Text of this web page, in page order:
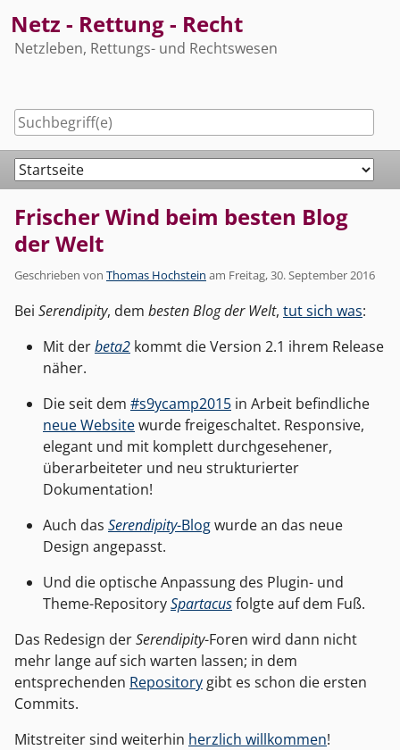
to
content
Netz - Rettung - Recht
Netzleben, Rettungs- und Rechtswesen
Navigation
Frischer Wind beim besten Blog
der Welt
Geschrieben von Thomas Hochstein am Freitag, 30. September 2016
Bei Serendipity, dem besten Blog der Welt, tut sich was:
Mit derbeta2 kommt die Version 2.1 ihrem Release
näher.
Die seit dem #s9ycamp2015 in Arbeit befindliche
neue Websitewurde freigeschaltet. Responsive,
elegant und mit komplett durchgesehener,
überarbeiteter und neu strukturierter
Dokumentation!
Auch das Serendipity-Blogwurde an das neue
Design angepasst.
Und die optische Anpassung des Plugin- und
Theme-RepositorySpartacusfolgte auf dem Fuß.
Das Redesign derSerendipity-Foren wird dann nicht
mehr lange auf sich warten lassen; in dem
entsprechenden Repository gibt es schon die ersten
Commits.
Mitstreiter sind weiterhin herzlich willkommen!